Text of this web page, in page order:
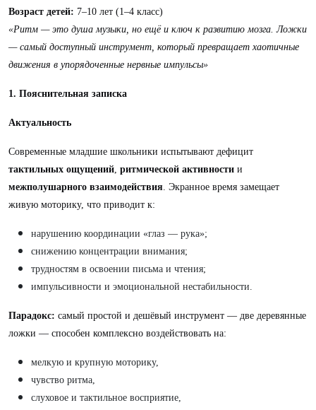
Возраст детей: 7–10 лет (1–4 класс)
«Ритм — это душа музыки, но ещё и ключ к развитию мозга. Ложки
— самый доступный инструмент, который превращает хаотичные
движения в упорядоченные нервные импульсы»
1. Пояснительная записка
Актуальность
Современные младшие школьники испытывают дефицит
тактильных ощущений, ритмической активности и
межполушарного взаимодействия. Экранное время замещает
живую моторику, что приводит к:
нарушению координации «глаз — рука»;
снижению концентрации внимания;
трудностям в освоении письма и чтения;
импульсивности и эмоциональной нестабильности.
Парадокс: самый простой и дешёвый инструмент — две деревянные
ложки — способен комплексно воздействовать на:
мелкую и крупную моторику,
чувство ритма,
слуховое и тактильное восприятие,